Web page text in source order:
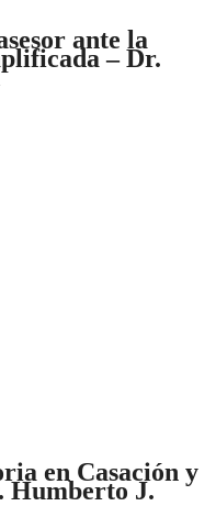
ante la
– Dr.
en Casación y
Humberto J.